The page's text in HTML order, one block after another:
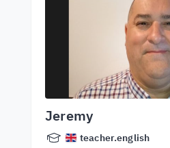
Jeremy
teacher.english